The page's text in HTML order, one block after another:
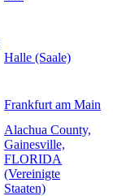
Halle (Saale)
Frankfurt am Main
Alachua County,
Gainesville,
FLORIDA
(Vereinigte
Staaten)